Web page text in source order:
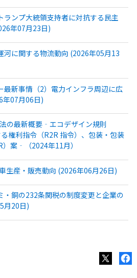
ランプ大統領支持者に対抗する民主
年07月23日)
河に関する物流動向 (2026年05月13
最新事情（2）電力インフラ周辺に広
年07月06日)
の最新概要‐エコデザイン規則
る権利指令（R2R 指令）、包装・包装
案‐（2024年11月）
生産・販売動向 (2026年06月26日)
・銅の232条関税の制度変更と企業の
月20日)